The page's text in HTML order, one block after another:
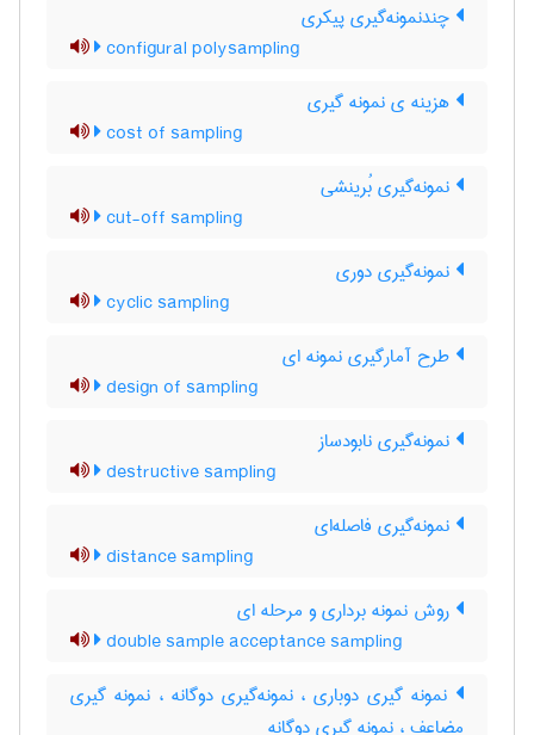
چندنمونه‌گیری پیکری
configural polysampling
هزینه ی نمونه گیری
cost of sampling
نمونه‌گیری بُرینشی
cut-off sampling
نمونه‌گیری دوری
cyclic sampling
طرح آمارگیری نمونه ای
design of sampling
نمونه‌گیری نابودساز
destructive sampling
نمونه‌گیری فاصله‌ای
distance sampling
روش نمونه برداری و مرحله ای
double sample acceptance sampling
نمونه گیری دوباری ، نمونه‌گیری دوگانه ، نمونه گیری
مضاعف ، نمونه گیری دوگانه